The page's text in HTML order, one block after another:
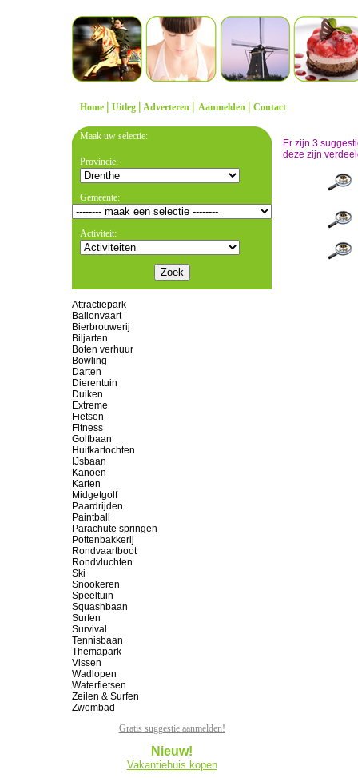
Home | Uitleg | Adverteren | Aanmelden | Contact
Maak uw selectie:
Provincie:
Gemeente:
Activiteit:
Attractiepark
Ballonvaart
Bierbrouwerij
Biljarten
Boten verhuur
Bowling
Darten
Dierentuin
Duiken
Extreme
Fietsen
Fitness
Golfbaan
Huifkartochten
IJsbaan
Kanoen
Karten
Midgetgolf
Paardrijden
Paintball
Parachute springen
Pottenbakkerij
Rondvaartboot
Rondvluchten
Ski
Snookeren
Speeltuin
Squashbaan
Surfen
Survival
Tennisbaan
Themapark
Vissen
Wadlopen
Waterfietsen
Zeilen & Surfen
Zwembad
Gratis suggestie aanmelden!
Nieuw!
Vakantiehuis kopen
Er zijn 3
deze zijn